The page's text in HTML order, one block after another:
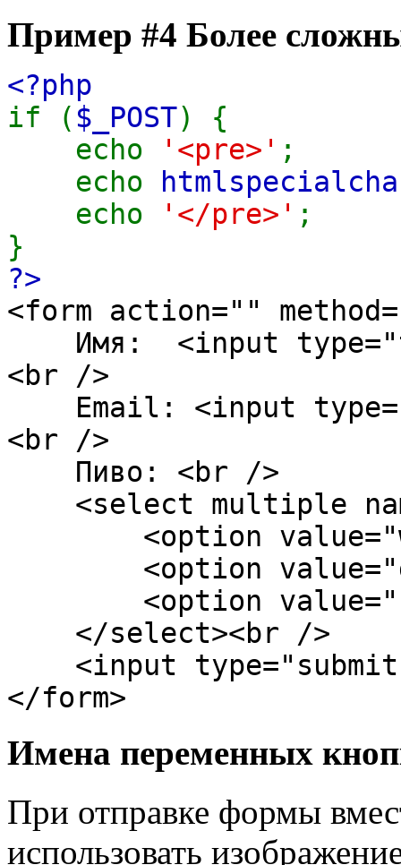
Пример #4 Более
<?php
if ( $_POST) {
echo
'<pre>' ;
echo
echo
'</pre>' ;
}
?>
<form action=""
Имя: <input
<br />
Email: <input
<br />
Пиво: <br />
<select multiple
<option
<option
<option
</select><br />
<input type="submit"
</form>
Имена переменных
При отправке формы
использовать